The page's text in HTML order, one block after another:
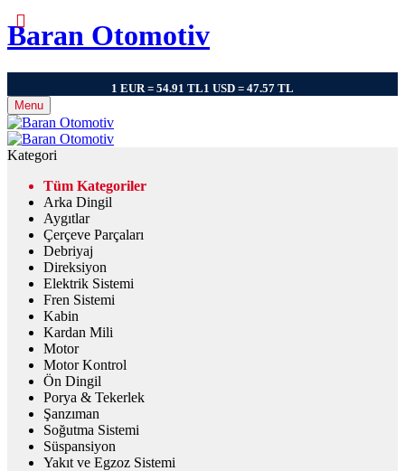
Baran Otomotiv
1 EUR = 54.91 TL1 USD = 47.57 TL
Menu
Kategori
Tüm Kategoriler
Arka Dingil
Aygıtlar
Çerçeve Parçaları
Debriyaj
Direksiyon
Elektrik Sistemi
Fren Sistemi
Kabin
Kardan Mili
Motor
Motor Kontrol
Ön Dingil
Porya & Tekerlek
Şanzıman
Soğutma Sistemi
Süspansiyon
Yakıt ve Egzoz Sistemi